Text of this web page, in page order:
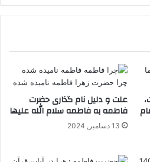
علت و دلیل نام گذاری حضرت
فاطمه به فاطمه سلام الله علیها
13 دسامبر, 2024